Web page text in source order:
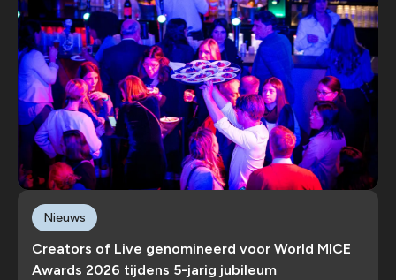
Creators of Live genomineerd voor World MICE
Awards 2026 tijdens 5-jarig jubileum
Nieuws